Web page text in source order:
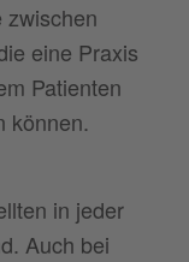
zwischen
eine Praxis
Patienten
können.
in jeder
Auch bei